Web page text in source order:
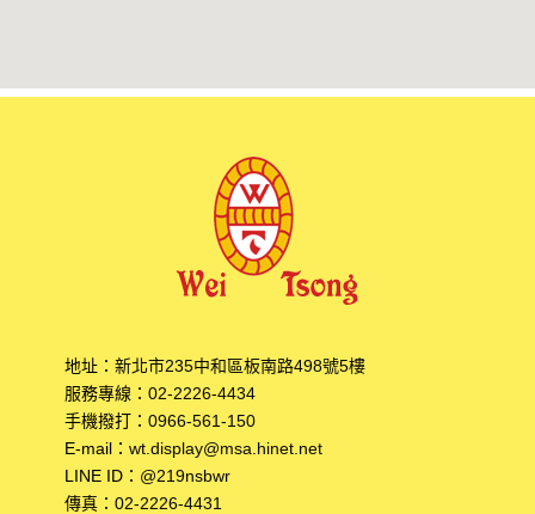
地址： 新北市235中和區板南路498號5樓
服務專線： 02-2226-4434
手機撥打： 0966-561-150
E-mail： wt.display@msa.hinet.net
LINE ID： @219nsbwr
傳真： 02-2226-4431